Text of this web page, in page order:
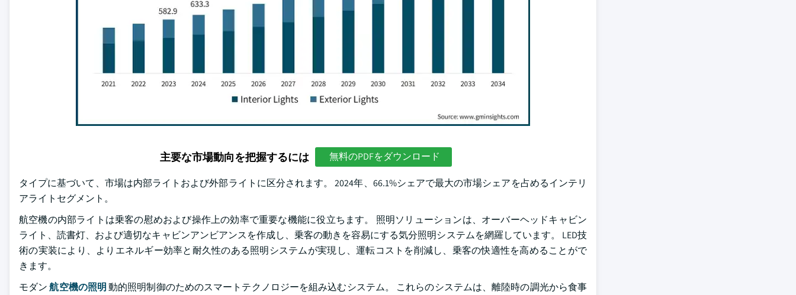
主要な市場動向を把握するには 無料のPDFをダウンロード
タイプに基づいて、市場は内部ライトおよび外部ライトに区分されます。 2024年、66.1%シェアで最大の市場シェアを占めるインテリ
アライトセグメント。
航空機の内部ライトは乗客の慰めおよび操作上の効率で重要な機能に役立ちます。 照明ソリューションは、オーバーヘッドキャビン
ライト、読書灯、および適切なキャビンアンビアンスを作成し、乗客の動きを容易にする気分照明システムを網羅しています。 LED技
術の実装により、よりエネルギー効率と耐久性のある照明システムが実現し、運転コストを削減し、乗客の快適性を高めることがで
きます。
モダン航空機の照明動的照明制御のためのスマートテクノロジーを組み込むシステム。 これらのシステムは、離陸時の調光から食事